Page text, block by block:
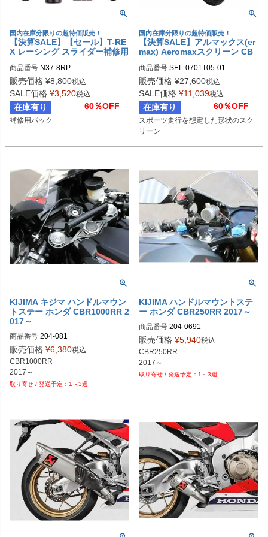
国内在庫分限りの超特価販売！
【決算SALE】【セール】T-RE
X レーシング スライダー補修用
商品番号 N37-8RP
販売価格 ¥8,800税込
SALE価格 ¥3,520税込
在庫有り 60％OFF
国内在庫分限りの超特価販売！
【決算SALE】アルマックス(er
max) Aeromaxスクリーン CB
商品番号 SEL-0701T05-01
M型番：0701T05
販売価格 ¥27,600税込
SALE価格 ¥11,039税込
在庫有り 60％OFF
スポーツ走行を想定した形状のスク
KIJIMA キジマ ハンドルマウン
トステー ホンダ CBR1000RR 2
017～
商品番号 204-081
販売価格 ¥6,380税込
CBR1000RR
2017～
1～3週
KIJIMA ハンドルマウントステ
ー ホンダ CBR250RR 2017～
商品番号 204-0691
販売価格 ¥5,940税込
CBR250RR
2017～
1～3週